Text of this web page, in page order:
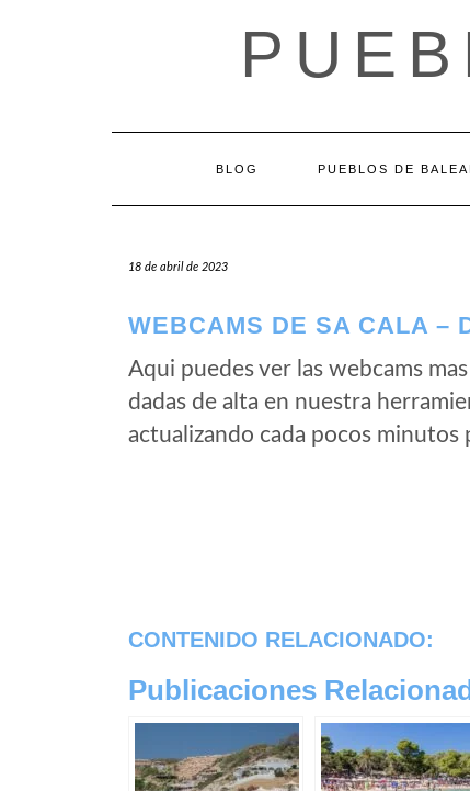
BLOG PUEBLOS DE
18 de abril de 2023
WEBCAMS DE SA CALA –
Aqui puedes ver las webcams
dadas de alta en nuestra
actualizando cada pocos minutos
CONTENIDO RELACIONADO:
Publicaciones